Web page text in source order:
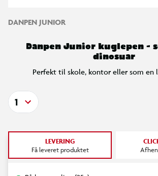
DANPEN JUNIOR
Danpen Junior kuglepen -
dinosuar
Perfekt til skole, kontor eller som en
1
LEVERING
Få leveret produktet